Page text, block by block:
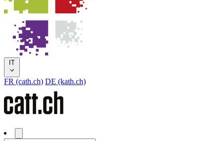
IT
FR (cath.ch) DE (kath.ch)